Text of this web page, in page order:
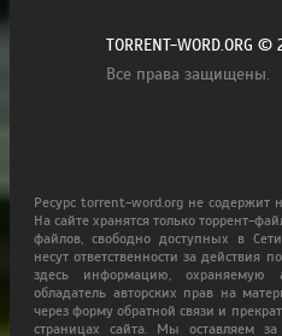
TORRENT-WORD.ORG
Все права защищены.
Ресурс torrent-word.org не содержит
На сайте хранятся только торрент-
файлов, свободно доступных в
несут ответственности за действия
здесь информацию,
обладатель авторских прав на
через форму обратной связи и
страницах сайта. Мы оставляем